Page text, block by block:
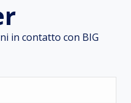
in contatto con BIG